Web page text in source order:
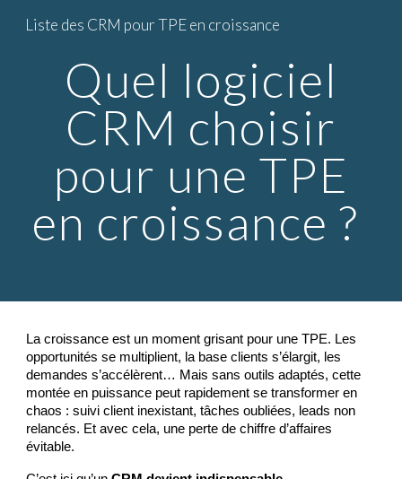
Skip to main content Skip to navigation
Liste des CRM pour TPE en croissance
Quel logiciel
CRM choisir
pour une TPE
en croissance ?
La croissance est un moment grisant pour une TPE. Les
opportunités se multiplient, la base clients s’élargit, les
demandes s’accélèrent… Mais sans outils adaptés, cette
montée en puissance peut rapidement se transformer en
chaos : suivi client inexistant, tâches oubliées, leads non
relancés. Et avec cela, une perte de chiffre d’affaires
évitable.